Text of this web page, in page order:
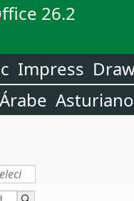
26.2
Impress
Árabe Asturiano